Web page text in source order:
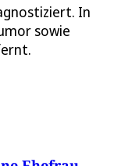
In
sowie